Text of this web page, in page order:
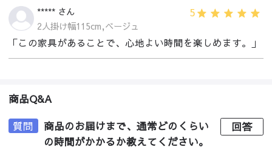
***** さん 5
2人掛け幅115cm,ベージュ
「この家具があることで、心地よい時間を楽しめます。」
商品Q&A
質問
商品のお届けまで、通常どのくらい
の時間がかかるか教えてください。
回答